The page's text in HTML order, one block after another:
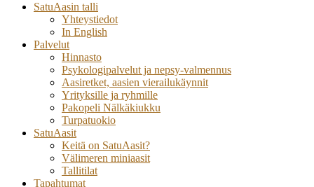
SatuAasin talli
Yhteystiedot
In English
Palvelut
Hinnasto
Psykologipalvelut ja nepsy-valmennus
Aasiretket, aasien vierailukäynnit
Yrityksille ja ryhmille
Pakopeli Nälkäkiukku
Turpatuokio
SatuAasit
Keitä on SatuAasit?
Välimeren miniaasit
Tallitilat
Tapahtumat